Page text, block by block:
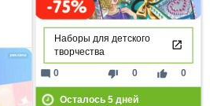
Наборы для детского
творчества
thumb_down 0 thumb_up 0
mode_comment 0
Осталось 5дней